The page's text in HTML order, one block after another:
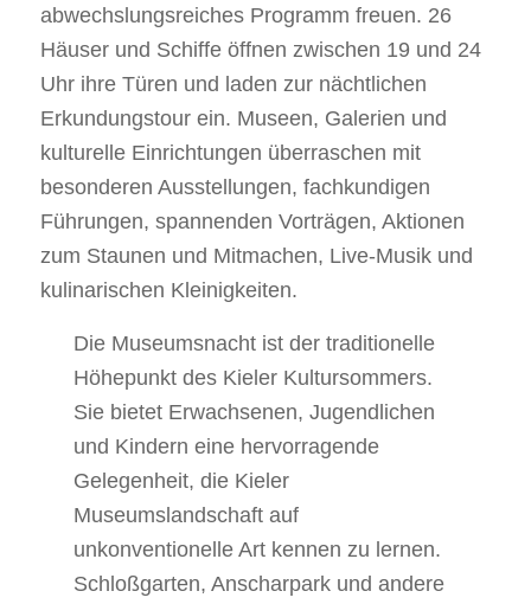
abwechslungsreiches Programm freuen. 26
Häuser und Schiffe öffnen zwischen 19 und 24
Uhr ihre Türen und laden zur nächtlichen
Erkundungstour ein. Museen, Galerien und
kulturelle Einrichtungen überraschen mit
besonderen Ausstellungen, fachkundigen
Führungen, spannenden Vorträgen, Aktionen
zum Staunen und Mitmachen, Live-Musik und
kulinarischen Kleinigkeiten.
Die Museumsnacht ist der traditionelle
Höhepunkt des Kieler Kultursommers.
Sie bietet Erwachsenen, Jugendlichen
und Kindern eine hervorragende
Gelegenheit, die Kieler
Museumslandschaft auf
unkonventionelle Art kennen zu lernen.
Schloßgarten, Anscharpark und andere